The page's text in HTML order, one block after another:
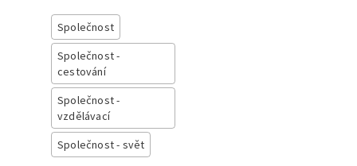
Společnost
Společnost -
cestování
Společnost -
vzdělávací
Společnost - svět